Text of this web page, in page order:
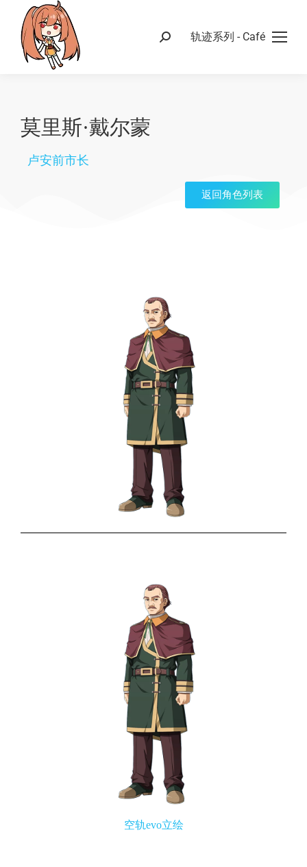
轨迹系列 - Café
莫里斯·戴尔蒙
卢安前市长
返回角色列表
空轨evo立绘